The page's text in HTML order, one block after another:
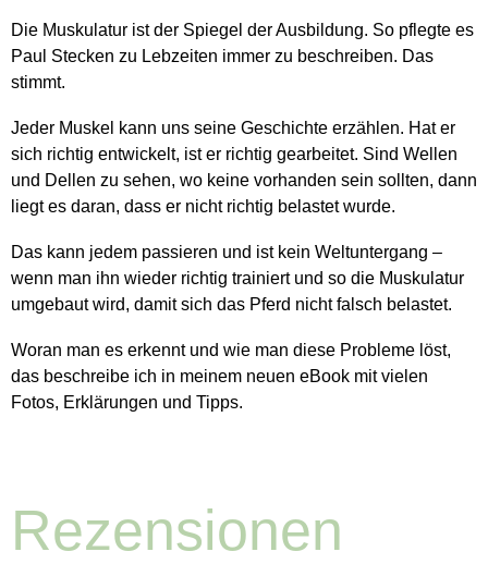
Die Muskulatur ist der Spiegel der Ausbildung. So pflegte es
Paul Stecken zu Lebzeiten immer zu beschreiben. Das
stimmt.
Jeder Muskel kann uns seine Geschichte erzählen. Hat er
sich richtig entwickelt, ist er richtig gearbeitet. Sind Wellen
und Dellen zu sehen, wo keine vorhanden sein sollten, dann
liegt es daran, dass er nicht richtig belastet wurde.
Das kann jedem passieren und ist kein Weltuntergang –
wenn man ihn wieder richtig trainiert und so die Muskulatur
umgebaut wird, damit sich das Pferd nicht falsch belastet.
Woran man es erkennt und wie man diese Probleme löst,
das beschreibe ich in meinem neuen eBook mit vielen
Fotos, Erklärungen und Tipps.
Rezensionen